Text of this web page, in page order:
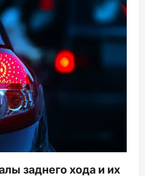
заднего хода и их